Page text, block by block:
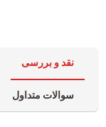
نقد و بررسی
سوالات متداول